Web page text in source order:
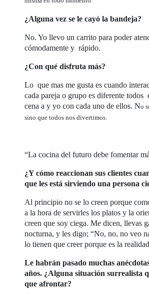
¿Alguna vez se le cayó la bandeja?
No. Yo llevo un carrito para poder
cómodamente y rápido.
¿Con qué disfruta más?
Lo que mas me gusta es cuando
cada pareja o grupo es diferente todos
cena a y yo con cada uno de ellos. No
sino que todos nos divertimos.
“La cocina del futuro debe fomentar
¿Y cómo reaccionan sus clientes
que les está sirviendo una persona
Al principio no se lo creen porque
a la hora de servirles los platos y la
creen que soy ciega. Me dicen, llevas
nocturna, y les digo; “No, no, no veo
lo tienen que creer porque es la
Le habrán pasado muchas
años. ¿Alguna situación surrealista
que afrontar?